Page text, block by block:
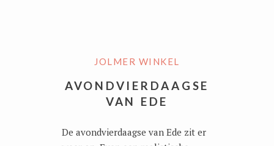
JOLMER WINKEL
AVONDVIERDAAGSE
VAN EDE
De avondvierdaagse van Ede zit er